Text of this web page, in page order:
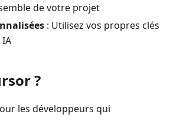
de votre projet
: Utilisez vos propres clés
?
les développeurs qui